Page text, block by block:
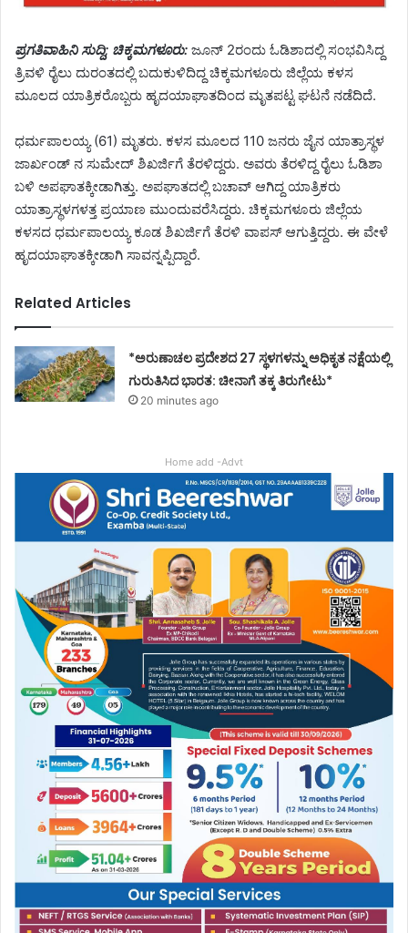
ಪ್ರಗತಿವಾಹಿನಿ ಸುದ್ದಿ; ಚಿಕ್ಕಮಗಳೂರು: ಜೂನ್ 2ರಂದು ಓಡಿಶಾದಲ್ಲಿ ಸಂಭವಿಸಿದ್ದ
ತ್ರಿವಳಿ ರೈಲು ದುರಂತದಲ್ಲಿ ಬದುಕುಳಿದಿದ್ದ ಚಿಕ್ಕಮಗಳೂರು ಜಿಲ್ಲೆಯ ಕಳಸ
ಮೂಲದ ಯಾತ್ರಿಕರೊಬ್ಬರು ಹೃದಯಾಘಾತದಿಂದ ಮೃತಪಟ್ಟ ಘಟನೆ ನಡೆದಿದೆ.
ಧರ್ಮಪಾಲಯ್ಯ (61) ಮೃತರು. ಕಳಸ ಮೂಲದ 110 ಜನರು ಜೈನ ಯಾತ್ರಾಸ್ಥಳ
ಜಾರ್ಖಂಡ್ ನ ಸುಮೇದ್ ಶಿಖರ್ಜಿಗೆ ತೆರಳಿದ್ದರು. ಅವರು ತೆರಳಿದ್ದ ರೈಲು ಓಡಿಶಾ
ಬಳಿ ಅಪಘಾತಕ್ಕೀಡಾಗಿತ್ತು. ಅಪಘಾತದಲ್ಲಿ ಬಚಾವ್ ಆಗಿದ್ದ ಯಾತ್ರಿಕರು
ಯಾತ್ರಾಸ್ಥಳಗಳತ್ತ ಪ್ರಯಾಣ ಮುಂದುವರೆಸಿದ್ದರು. ಚಿಕ್ಕಮಗಳೂರು ಜಿಲ್ಲೆಯ
ಕಳಸದ ಧರ್ಮಪಾಲಯ್ಯ ಕೂಡ ಶಿಖರ್ಜಿಗೆ ತೆರಳಿ ವಾಪಸ್ ಆಗುತ್ತಿದ್ದರು. ಈ ವೇಳೆ
ಹೃದಯಾಘಾತಕ್ಕೀಡಾಗಿ ಸಾವನ್ನಪ್ಪಿದ್ದಾರೆ.
Related Articles
*ಅರುಣಾಚಲ ಪ್ರದೇಶದ 27 ಸ್ಥಳಗಳನ್ನು ಅಧಿಕೃತ ನಕ್ಷೆಯಲ್ಲಿ
ಗುರುತಿಸಿದ ಭಾರತ: ಚೀನಾಗೆ ತಕ್ಕ ತಿರುಗೇಟು*
20 minutes ago
Home add -Advt